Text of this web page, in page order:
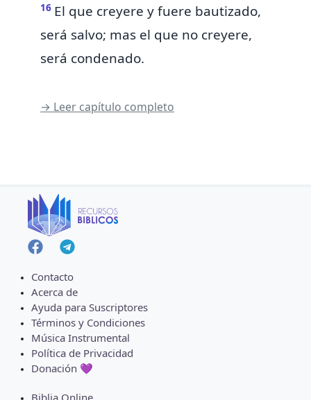
16 El que creyere yfuere bautizado,
será salvo; mas el que no creyere,
será condenado.
→ Leer capítulo completo
Contacto
Acerca de
Ayuda para Suscriptores
Términos y Condiciones
Música Instrumental
Política de Privacidad
Donación 💜